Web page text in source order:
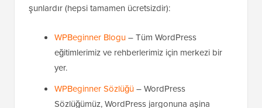
şunlardır (hepsi tamamen ücretsizdir):
WPBeginner Blogu– Tüm WordPress
eğitimlerimiz ve rehberlerimiz için merkezi bir
yer.
WPBeginner Sözlüğü– WordPress
Sözlüğümüz, WordPress jargonuna aşina